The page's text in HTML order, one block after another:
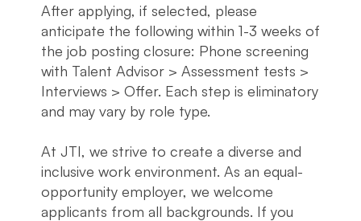
After applying, if selected, please
anticipate the following within 1-3 weeks of
the job posting closure: Phone screening
with Talent Advisor > Assessment tests >
Interviews > Offer. Each step is eliminatory
and may vary by role type.
At JTI, we strive to create a diverse and
inclusive work environment. As an equal-
opportunity employer, we welcome
applicants from all backgrounds. If you